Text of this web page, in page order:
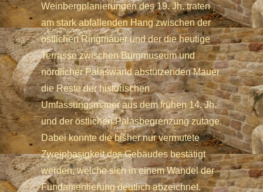
Weinbergplanierungen des 19. Jh. traten
am stark abfallenden Hang zwischen der
östlichen Ringmauer und der die heutige
Terrasse zwischen Burgmuseum und
nördlicher Palaswand abstützenden Mauer
die Reste der historischen
Umfassungsmauer aus dem frühen 14. Jh.
und der östlichen Palasbegrenzung zutage.
Dabei konnte die bisher nur vermutete
Zweiphasigkeit des Gebäudes bestätigt
werden, welche sich in einem Wandel der
Fundamentierung deutlich abzeichnet.